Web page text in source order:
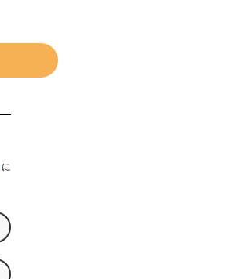
に